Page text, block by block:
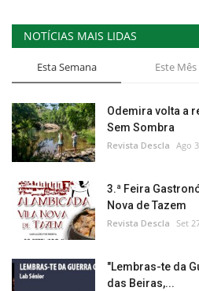
NOTÍCIAS MAIS LIDAS
Esta Semana Este Mês
Odemira volta a
Sem Sombra
Revista Descla Ago
3.ª Feira
Nova de Tazem
Revista Descla Set
"Lembras-te da
das Beiras,...